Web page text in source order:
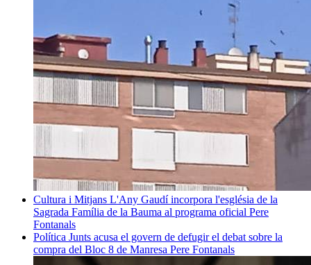
Cultura i Mitjans L'Any Gaudí incorpora l'església de la
Sagrada Família de la Bauma al programa oficial Pere
Fontanals
Política Junts acusa el govern de defugir el debat sobre la
compra del Bloc 8 de Manresa Pere Fontanals